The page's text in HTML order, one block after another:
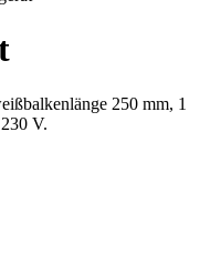
250 mm, 1
V.